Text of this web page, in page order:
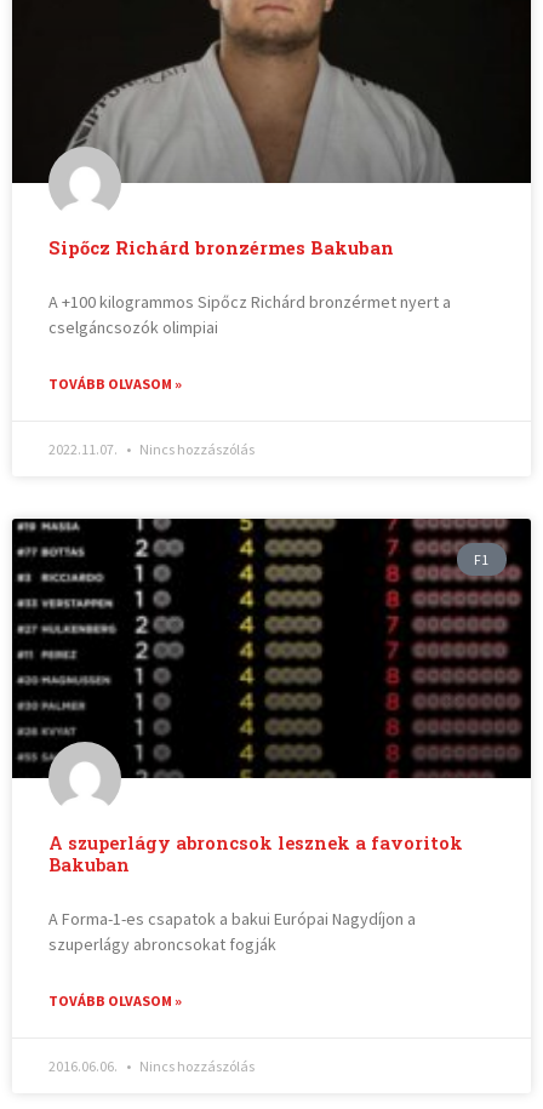
Sipőcz Richárd bronzérmes Bakuban
A +100 kilogrammos Sipőcz Richárd bronzérmet nyert a
cselgáncsozók olimpiai
TOVÁBB OLVASOM »
2022.11.07. Nincs hozzászólás
F1
A szuperlágy abroncsok lesznek a favoritok
Bakuban
A Forma-1-es csapatok a bakui Európai Nagydíjon a
szuperlágy abroncsokat fogják
TOVÁBB OLVASOM »
2016.06.06. Nincs hozzászólás